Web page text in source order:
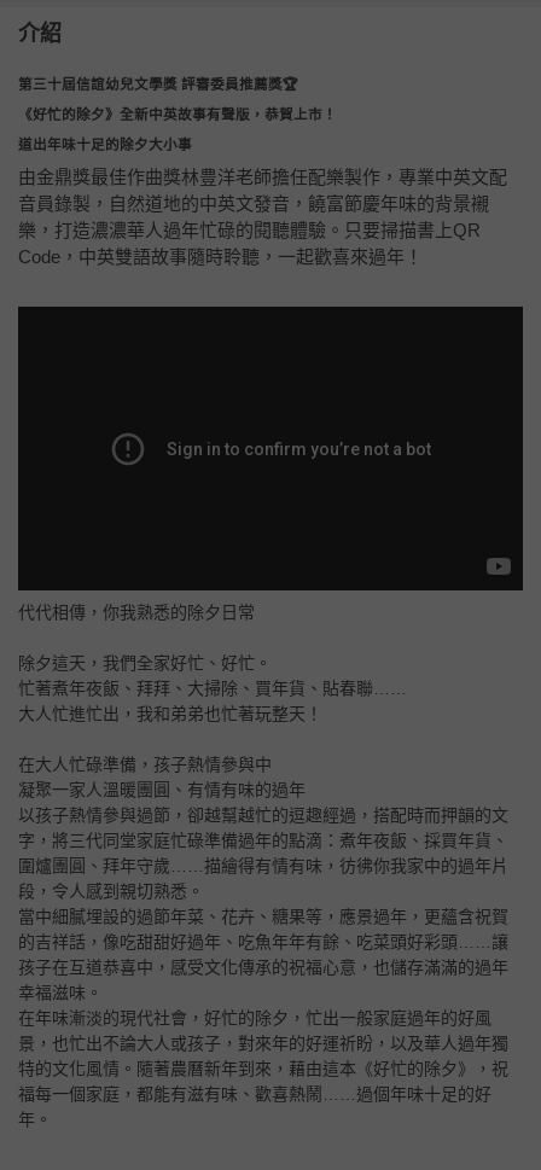
介紹
第三十屆信誼幼兒文學獎 評審委員推薦獎🏆
《好忙的除夕》全新中英故事有聲版，恭賀上市！
道出年味十足的除夕大小事
由金鼎獎最佳作曲獎林豊洋老師擔任配樂製作，專業中英文配
音員錄製，自然道地的中英文發音，饒富節慶年味的背景襯
樂，打造濃濃華人過年忙碌的閱聽體驗。只要掃描書上QR
Code，中英雙語故事隨時聆聽，一起歡喜來過年！
代代相傳，你我熟悉的除夕日常
除夕這天，我們全家好忙、好忙。
忙著煮年夜飯、拜拜、大掃除、買年貨、貼春聯……
大人忙進忙出，我和弟弟也忙著玩整天！
在大人忙碌準備，孩子熱情參與中
凝聚一家人溫暖團圓、有情有味的過年
以孩子熱情參與過節，卻越幫越忙的逗趣經過，搭配時而押韻的文
字，將三代同堂家庭忙碌準備過年的點滴：煮年夜飯、採買年貨、
圍爐團圓、拜年守歲……描繪得有情有味，彷彿你我家中的過年片
段，令人感到親切熟悉。
當中細膩埋設的過節年菜、花卉、糖果等，應景過年，更蘊含祝賀
的吉祥話，像吃甜甜好過年、吃魚年年有餘、吃菜頭好彩頭……讓
孩子在互道恭喜中，感受文化傳承的祝福心意，也儲存滿滿的過年
幸福滋味。
在年味漸淡的現代社會，好忙的除夕，忙出一般家庭過年的好風
景，也忙出不論大人或孩子，對來年的好運祈盼，以及華人過年獨
特的文化風情。隨著農曆新年到來，藉由這本《好忙的除夕》，祝
福每一個家庭，都能有滋有味、歡喜熱鬧……過個年味十足的好
年。